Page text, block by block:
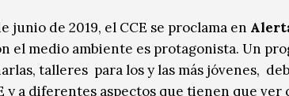
junio de 2019, el CCE se proclama en
el medio ambiente es protagonista. Un
talleres para los y las más jóvenes,
y a diferentes aspectos que tienen que